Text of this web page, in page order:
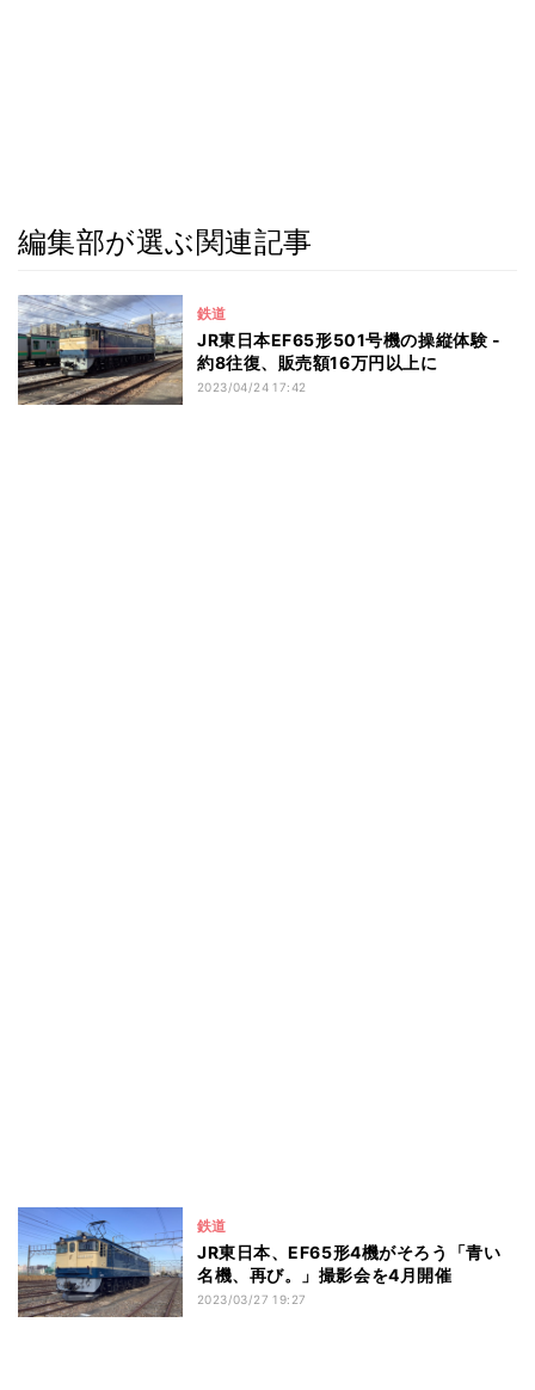
編集部が選ぶ関連記事
鉄道
JR東日本EF65形501号機の操縦体験 -
約8往復、販売額16万円以上に
2023/04/24 17:42
鉄道
JR東日本、EF65形4機がそろう「青い
名機、再び。」撮影会を4月開催
2023/03/27 19:27